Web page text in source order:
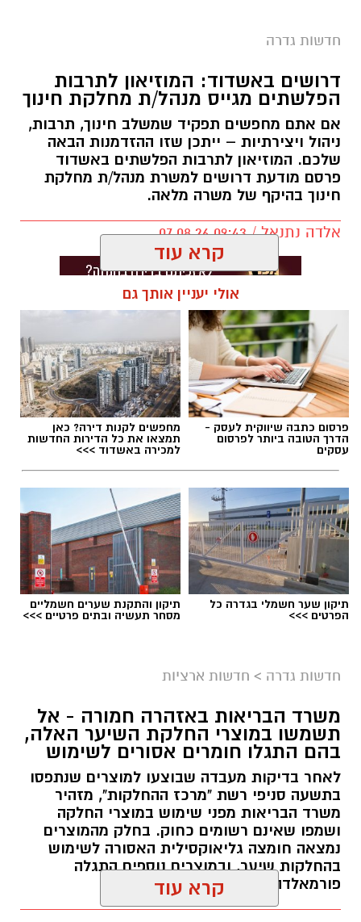
חדשות גדרה
דרושים באשדוד: המוזיאון לתרבות
הפלשתים מגייס מנהל/ת מחלקת חינוך
אם אתם מחפשים תפקיד שמשלב חינוך, תרבות,
ניהול ויצירתיות – ייתכן שזו ההזדמנות הבאה
שלכם. המוזיאון לתרבות הפלשתים באשדוד
פרסם מודעת דרושים למשרת מנהל/ת מחלקת
חינוך בהיקף של משרה מלאה.
אלדה נתנאל / 09:43 07.08.26
תגים: דרושים באשדוד
במסגרת התפקיד יידרש המועמד להוביל את תחום
מקצועי, לפתח תוכניות חינוכיות, ליצור אירועי תוכן
ופרויקטים ייחודיים ולעבוד מול קהלים מגוונים, תוך
חיבור בין עולם התרבות, החינוך והקהילה.
בין דרישות התפקיד:
תואר אקדמי המוכר על ידי המועצה להשכלה
גבוהה.
ניסיון בפיתוח הדרכה ועמידה מול קהל.
ניסיון ויכולת בניהול והובלת צוות.
קרא עוד
אולי יעניין אותך גם
פרסום כתבה שיווקית לעסק -
הדרך הטובה ביותר לפרסום
עסקים
מחפשים לקנות דירה? כאן
תמצאו את כל הדירות החדשות
למכירה באשדוד >>>
תיקון שער חשמלי בגדרה כל
הפרטים >>>
תיקון והתקנת שערים חשמליים
מסחר תעשיה ובתים פרטיים >>>
חדשות גדרה > חדשות ארציות
משרד הבריאות באזהרה חמורה - אל
תשמשו במוצרי החלקת השיער האלה,
בהם התגלו חומרים אסורים לשימוש
לאחר בדיקות מעבדה שבוצעו למוצרים שנתפסו
בתשעה סניפי רשת "מרכז ההחלקות", מזהיר
משרד הבריאות מפני שימוש במוצרי החלקה
ושמפו שאינם רשומים כחוק. בחלק מהמוצרים
נמצאה חומצה גליאוקסילית האסורה לשימוש
בהחלקות שיער, ובמוצרים נוספים התגלה
פורמאלדהיד - חומר המוגדר כמסרטן
קרא עוד